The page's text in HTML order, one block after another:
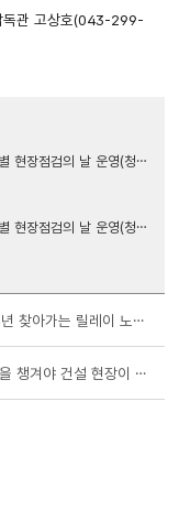
독관 고상호(043-299-
(청주지청 산재예방지도과).hwpx
(청주지청 산재예방지도과).pdf
고용노동부 청주지청, 「2025년 찾아가는 릴레이 노동법·근로감독 설명회」 개최
"대표이사(CEO)가 직접 현장을 챙겨야 건설 현장이 바뀝니다"